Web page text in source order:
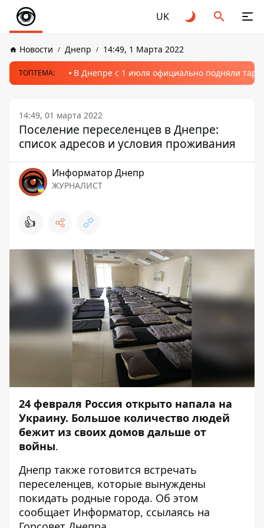
UK
Новости Днепр 14:49, 1 Марта 2022
ТОПТЕМА: В Днепре с 1 июля официально подняли
14:49, 01 марта 2022
Поселение переселенцев в Днепре:
список адресов и условия проживания
Информатор Днепр
ЖУРНАЛИСТ
👍
24 февраля Россия открыто напала на
Украину. Большое количество людей
бежит из своих домов дальше от
войны.
Днепр также готовится встречать
переселенцев, которые вынуждены
покидать родные города. Об этом
сообщает Информатор, ссылаясь на